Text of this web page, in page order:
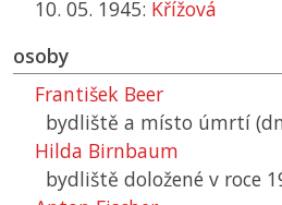
10. 05. 1945: Křížová
osoby
František Beer
bydliště a místo úmrtí
Hilda Birnbaum
bydliště doložené v roce